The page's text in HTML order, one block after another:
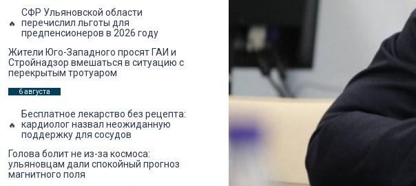
СФР Ульяновской области
перечислил льготы для
предпенсионеров в 2026 году
Жители Юго-Западного просят ГАИ и
Стройнадзор вмешаться в ситуацию с
перекрытым тротуаром
6 августа
Бесплатное лекарство без рецепта:
кардиолог назвал неожиданную
поддержку для сосудов
Голова болит не из-за космоса:
ульяновцам дали спокойный прогноз
магнитного поля